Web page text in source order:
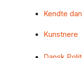
Kendte
Kunstnere